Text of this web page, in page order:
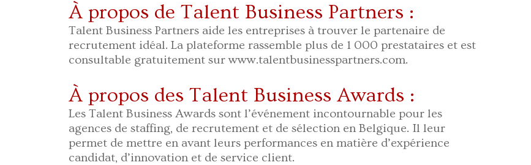
À propos de Talent Business Partners :
​Talent Business Partners aide les entreprises à trouver le partenaire de
recrutement idéal. La plateforme rassemble plus de 1 000 prestataires et est
consultable gratuitement sur www.talentbusinesspartners.com.
À propos des Talent Business Awards : ​
​Les Talent Business Awards sont l’événement incontournable pour les
agences de staffing, de recrutement et de sélection en Belgique. Il leur
permet de mettre en avant leurs performances en matière d’expérience
candidat, d’innovation et de service client. ​